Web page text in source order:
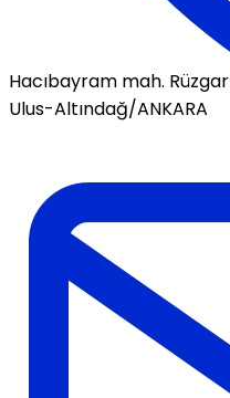
Hacıbayram mah.
Ulus-Altındağ/ANKARA